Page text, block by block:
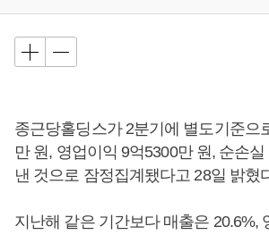
종근당홀딩스가 2분기에 별도기준으
만 원, 영업이익 9억5300만 원, 순손
낸 것으로 잠정집계됐다고 28일 밝혔
지난해 같은 기간보다 매출은 20.6%,